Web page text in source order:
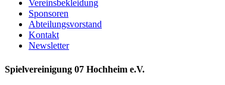
Vereinsbekleidung
Sponsoren
Abteilungsvorstand
Kontakt
Newsletter
Spielvereinigung 07 Hochheim e.V.